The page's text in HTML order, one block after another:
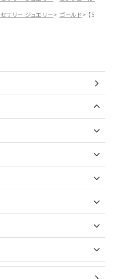
サリー ジュエリー ゴールド 【